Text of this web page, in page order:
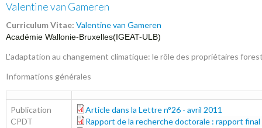
Valentine van Gameren
Curriculum Vitae: Valentine van Gameren
Académie Wallonie-Bruxelles(IGEAT-ULB)
L'adaptation au changement climatique: le rôle des propriétaires
Informations générales
Publication
CPDT
these-en-cours-lettre26.pdf
Article dans la Lettre n°26 - avril 2011
Rapport de la recherche doctorale : rapport